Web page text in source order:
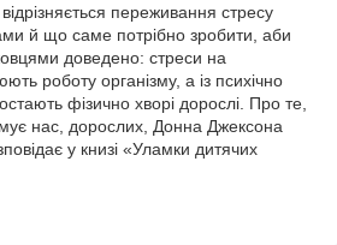
переживання стресу
й що саме потрібно зробити, аби
доведено: стреси на
роботу організму, а із психічно
фізично хворі дорослі. Про те,
нас, дорослих, Донна Джексона
у книзі «Уламки дитячих